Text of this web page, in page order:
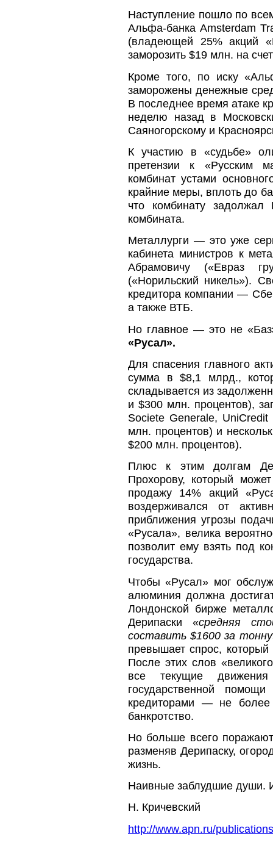
Наступление пошло по
Альфа-банка Amsterdam
(владеющей 25% акций
заморозить $19 млн. на
Кроме того, по иску
заморожены денежные
В последнее время атаке
неделю назад в
Саяногорскому и
К участию в «судьбе»
претензии к «Русским
комбинат устами
крайние меры, вплоть до
что комбинату задолжал
комбината.
Металлурги — это уже
кабинета министров к
Абрамовичу («Евраз
(«Норильский никель»).
кредитора компании —
а также ВТБ.
Но главное — это не
«Русал».
Для спасения главного
сумма в $8,1 млрд.,
складывается из
и $300 млн. процентов),
Societe Generale,
млн. процентов) и
$200 млн. процентов).
Плюс к этим долгам
Прохорову, который
продажу 14% акций
воздерживался от
приближения угрозы
«Русала», велика
позволит ему взять под
государства.
Чтобы «Русал» мог
алюминия должна
Лондонской бирже
Дерипаски «средняя
составить $1600 за тонну
превышает спрос, который
После этих слов
все текущие
государственной
кредиторами — не более
банкротство.
Но больше всего
разменяв Дерипаску,
жизнь.
Наивные заблудшие души.
Н. Кричевский
http://www.apn.ru/